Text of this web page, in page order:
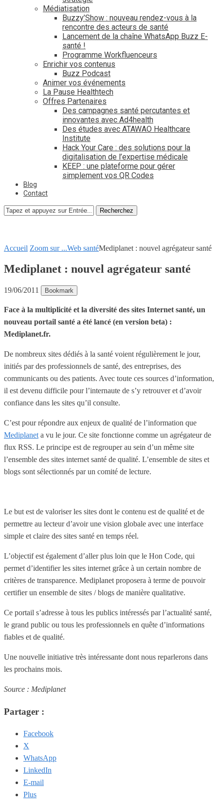
Médiatisation
Buzzy’Show : nouveau rendez-vous à la
rencontre des acteurs de santé
Lancement de la chaîne WhatsApp Buzz E-
santé !
Programme Workfluenceurs
Enrichir vos contenus
Buzz Podcast
Animer vos événements
La Pause Healthtech
Offres Partenaires
Des campagnes santé percutantes et
innovantes avec Ad4health
Des études avec ATAWAO Healthcare
Institute
Hack Your Care : des solutions pour la
digitalisation de l’expertise médicale
KEEP : une plateforme pour gérer
simplement vos QR Codes
Blog
Contact
Recherchez
Accueil Zoom sur ...Web santéMediplanet : nouvel agrégateur santé
Mediplanet : nouvel agrégateur santé
19/06/2011 Bookmark
Face à la multiplicité et la diversité des sites Internet santé, un
nouveau portail santé a été lancé (en version beta) :
Mediplanet.fr.
De nombreux sites dédiés à la santé voient régulièrement le jour,
initiés par des professionnels de santé, des entreprises, des
communicants ou des patients. Avec toute ces sources d’information,
il est devenu difficile pour l’internaute de s’y retrouver et d’avoir
confiance dans les sites qu’il consulte.
C’est pour répondre aux enjeux de qualité de l’information que
Mediplanet a vu le jour. Ce site fonctionne comme un agrégateur de
flux RSS. Le principe est de regrouper au sein d’un même site
l’ensemble des sites internet santé de qualité. L’ensemble de sites et
blogs sont sélectionnés par un comité de lecture.
Le but est de valoriser les sites dont le contenu est de qualité et de
permettre au lecteur d’avoir une vision globale avec une interface
simple et claire des sites santé en temps réel.
L’objectif est également d’aller plus loin que le Hon Code, qui
permet d’identifier les sites internet grâce à un certain nombre de
critères de transparence. Mediplanet proposera à terme de pouvoir
certifier un ensemble de sites / blogs de manière qualitative.
Ce portail s’adresse à tous les publics intéressés par l’actualité santé,
le grand public ou tous les professionnels en quête d’informations
fiables et de qualité.
Une nouvelle initiative très intéressante dont nous reparlerons dans
les prochains mois.
Source : Mediplanet
Partager :
Facebook
X
WhatsApp
LinkedIn
E-mail
Plus